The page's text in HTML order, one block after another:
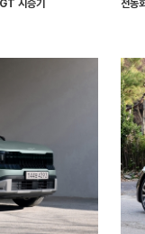
시승기 전동